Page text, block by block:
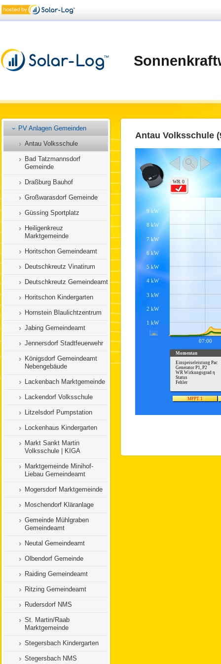
PV Anlagen Gemeinden
Antau Volksschule
Bad Tatzmannsdorf
Gemeinde
Draßburg Bauhof
Großwarasdorf Gemeinde
Güssing Sportplatz
Heiligenkreuz
Marktgemeinde
Horitschon Gemeindeamt
Deutschkreutz Vinatirum
Deutschkreutz Gemeindeamt
Horitschon Kindergarten
Hornstein Blaulichtzentrum
Jabing Gemeindeamt
Jennersdorf Stadtfeuerwehr
Königsdorf Gemeindeamt
Nebengebäude
Lackenbach Marktgemeinde
Lackendorf Volksschule
Litzelsdorf Pumpstation
Lockenhaus Kindergarten
Markt Sankt Martin
Volksschule | KIGA
Marktgemeinde Minihof-
Liebau Gemeindeamt
Mogersdorf Marktgemeinde
Moschendorf Kläranlage
Gemeinde Mühlgraben
Gemeindeamt
Neutal Gemeindeamt
Olbendorf Gemeinde
Raiding Gemeindeamt
Ritzing Gemeindeamt
Rudersdorf NMS
St. Martin/Raab
Marktgemeinde
Stegersbach Kindergarten
Stegersbach NMS
Antau Volksschule